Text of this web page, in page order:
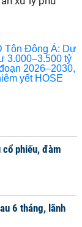
phiếu, đàm
6 tháng, lãnh